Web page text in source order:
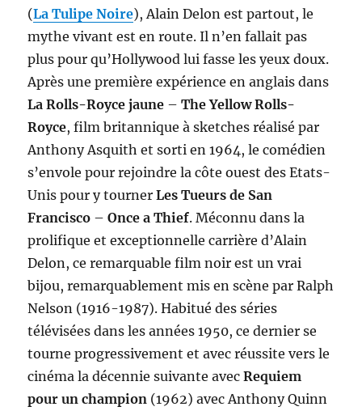
(La Tulipe Noire), Alain Delon est partout, le
mythe vivant est en route. Il n’en fallait pas
plus pour qu’Hollywood lui fasse les yeux doux.
Après une première expérience en anglais dans
La Rolls-Royce jaune – The Yellow Rolls-
Royce, film britannique à sketches réalisé par
Anthony Asquith et sorti en 1964, le comédien
s’envole pour rejoindre la côte ouest des Etats-
Unis pour y tournerLes Tueurs de San
Francisco – Once a Thief. Méconnu dans la
prolifique et exceptionnelle carrière d’Alain
Delon, ce remarquable film noir est un vrai
bijou, remarquablement mis en scène par Ralph
Nelson (1916-1987). Habitué des séries
télévisées dans les années 1950, ce dernier se
tourne progressivement et avec réussite vers le
cinéma la décennie suivante avecRequiem
pour un champion (1962) avec Anthony Quinn